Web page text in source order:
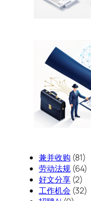
兼并收购 (81)
劳动法规(64)
好文分享(2)
工作机会 (32)